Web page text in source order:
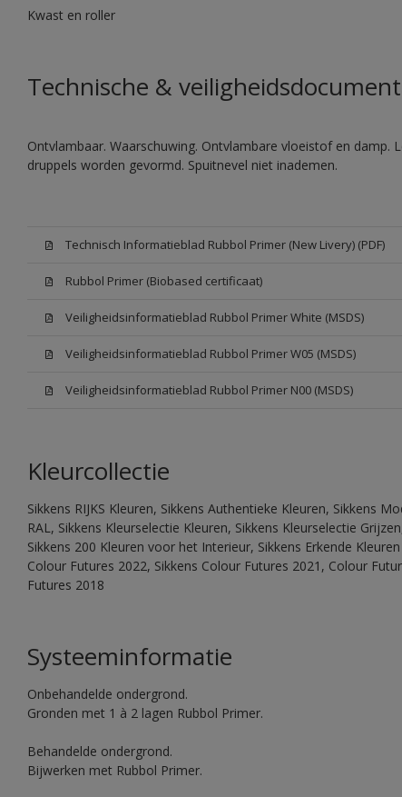
Kwast en roller
Technische &
Ontvlambaar. Waarschuwing. Ontvlambare vloeistof en damp.
druppels worden gevormd. Spuitnevel niet inademen.
Technisch Informatieblad Rubbol Primer (New Livery) (PDF)
Rubbol Primer (Biobased certificaat)
Veiligheidsinformatieblad Rubbol Primer White (MSDS)
Veiligheidsinformatieblad Rubbol Primer W05 (MSDS)
Veiligheidsinformatieblad Rubbol Primer N00 (MSDS)
Kleurcollectie
Sikkens RIJKS Kleuren, Sikkens Authentieke Kleuren, Sikkens
RAL, Sikkens Kleurselectie Kleuren, Sikkens Kleurselectie
Sikkens 200 Kleuren voor het Interieur, Sikkens Erkende
Colour Futures 2022, Sikkens Colour Futures 2021, Colour
Futures 2018
Systeeminformatie
Onbehandelde ondergrond.
Gronden met 1 à 2 lagen Rubbol Primer.
Behandelde ondergrond.
Bijwerken met Rubbol Primer.